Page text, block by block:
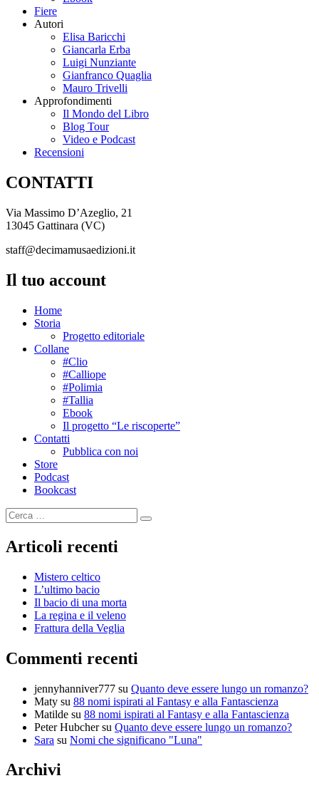
Fiere
Autori
Elisa Baricchi
Giancarla Erba
Luigi Nunziante
Gianfranco Quaglia
Mauro Trivelli
Approfondimenti
Il Mondo del Libro
Blog Tour
Video e Podcast
Recensioni
CONTATTI
Via Massimo D’Azeglio, 21
13045 Gattinara (VC)
staff@decimamusaedizioni.it
Il tuo account
Home
Storia
Progetto editoriale
Collane
#Clio
#Calliope
#Polimia
#Tallia
Ebook
Il progetto “Le riscoperte”
Contatti
Pubblica con noi
Store
Podcast
Bookcast
Cerca:
Cerca
Articoli recenti
Mistero celtico
L’ultimo bacio
Il bacio di una morta
La regina e il veleno
Frattura della Veglia
Commenti recenti
jennyhanniver777 su Quanto deve essere lungo un romanzo?
Maty su 88 nomi ispirati al Fantasy e alla Fantascienza
Matilde su 88 nomi ispirati al Fantasy e alla Fantascienza
Peter Hubchersu Quanto deve essere lungo un romanzo?
Sara su Nomi che significano "Luna"
Archivi